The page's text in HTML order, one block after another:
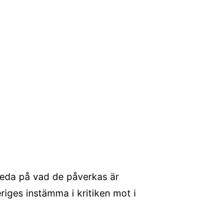
på vad de påverkas är
instämma i kritiken mot i